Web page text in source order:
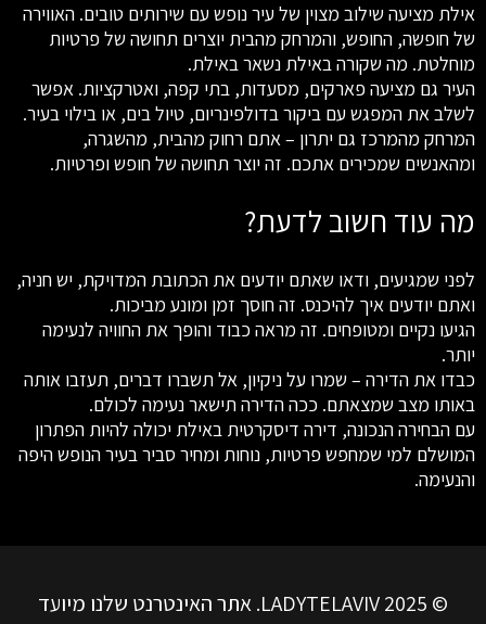
אילת מציעה שילוב מצוין של עיר נופש עם שירותים טובים. האווירה
של חופשה, החופש, והמרחק מהבית יוצרים תחושה של פרטיות
מוחלטת. מה שקורה באילת נשאר באילת.
העיר גם מציעה פארקים, מסעדות, בתי קפה, ואטרקציות. אפשר
לשלב את המפגש עם ביקור בדולפינריום, טיול בים, או בילוי בעיר.
המרחק מהמרכז גם יתרון – אתם רחוק מהבית, מהשגרה,
ומהאנשים שמכירים אתכם. זה יוצר תחושה של חופש ופרטיות.
מה עוד חשוב לדעת?
לפני שמגיעים, ודאו שאתם יודעים את הכתובת המדויקת, יש חניה,
ואתם יודעים איך להיכנס. זה חוסך זמן ומונע מביכות.
הגיעו נקיים ומטופחים. זה מראה כבוד והופך את החוויה לנעימה
יותר.
כבדו את הדירה – שמרו על ניקיון, אל תשברו דברים, תעזבו אותה
באותו מצב שמצאתם. ככה הדירה תישאר נעימה לכולם.
עם הבחירה הנכונה, דירה דיסקרטית באילת יכולה להיות הפתרון
המושלם למי שמחפש פרטיות, נוחות ומחיר סביר בעיר הנופש היפה
והנעימה.
© LADYTELAVIV 2025. אתר האינטרנט שלנו מיועד